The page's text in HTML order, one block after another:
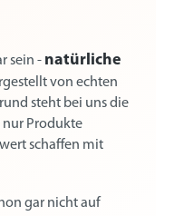
sein - natürliche
von echten
steht bei uns die
Produkte
schaffen mit
gar nicht auf